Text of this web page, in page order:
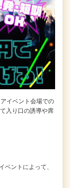
イベント会場での
入り口の誘導や席
ントによって、